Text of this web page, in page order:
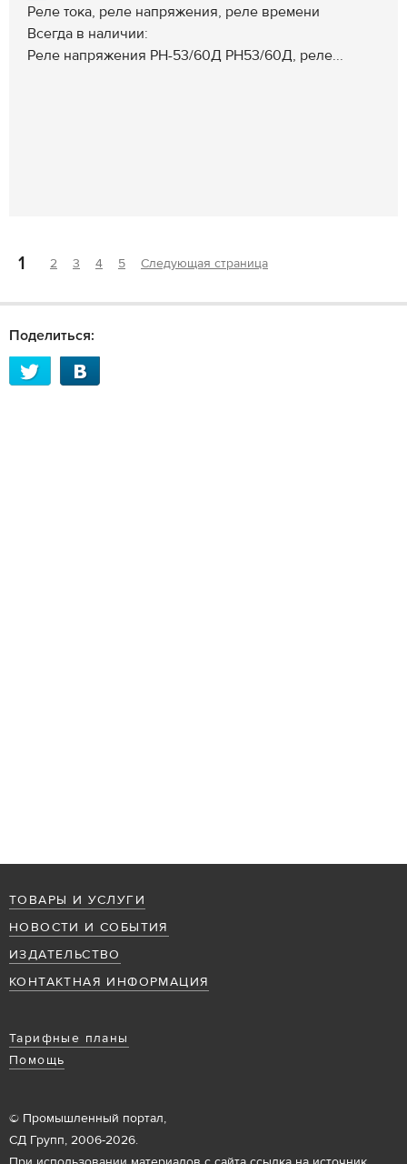
Реле тока, реле напряжения, реле времени
Всегда в наличии:
Реле напряжения РН-53/60Д РН53/60Д, реле...
1 2 3 4 5 Следующая страница
Поделиться:
ТОВАРЫ И УСЛУГИ
НОВОСТИ И СОБЫТИЯ
ИЗДАТЕЛЬСТВО
КОНТАКТНАЯ ИНФОРМАЦИЯ
Тарифные планы
Помощь
© Промышленный портал,
СД Групп, 2006-2026.